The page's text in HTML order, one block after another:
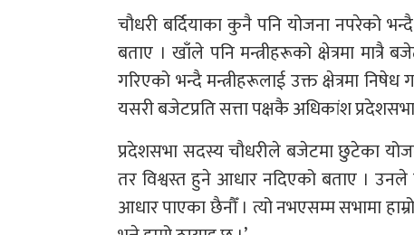
चौधरी बर्दियाका कुनै पनि योजना नपरेको
बताए । खाँले पनि मन्त्रीहरूको क्षेत्रमा
गरिएको भन्दै मन्त्रीहरूलाई उक्त क्षेत्रमा निषेध
यसरी बजेटप्रति सत्ता पक्षकै अधिकांश
प्रदेशसभा सदस्य चौधरीले बजेटमा छुटेका
तर विश्वस्त हुने आधार नदिएको बताए ।
आधार पाएका छैनौँ । त्यो नभएसम्म सभामा